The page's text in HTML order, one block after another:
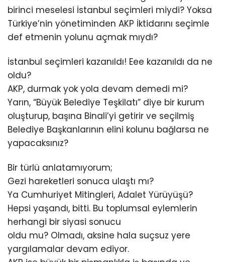
birinci meselesi İstanbul seçimleri miydi? Yoksa
Türkiye’nin yönetiminden AKP İktidarını seçimle
def etmenin yolunu açmak mıydı?
İstanbul seçimleri kazanıldı! Eee kazanıldı da ne
oldu?
AKP, durmak yok yola devam demedi mi?
Yarın, “Büyük Belediye Teşkilatı” diye bir kurum
oluşturup, başına Binali’yi getirir ve seçilmiş
Belediye Başkanlarının elini kolunu bağlarsa ne
yapacaksınız?
Bir türlü anlatamıyorum;
Gezi hareketleri sonuca ulaştı mı?
Ya Cumhuriyet Mitingleri, Adalet Yürüyüşü?
Hepsi yaşandı, bitti. Bu toplumsal eylemlerin
herhangi bir siyasi sonucu
oldu mu? Olmadı, aksine hala suçsuz yere
yargılamalar devam ediyor.